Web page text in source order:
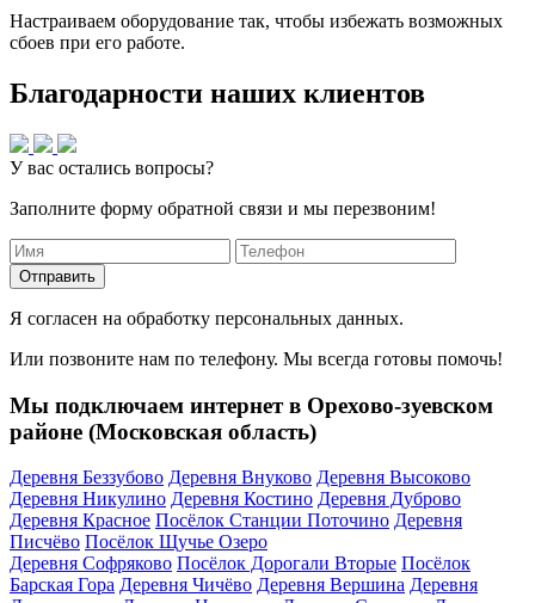
Настраиваем оборудование так, чтобы избежать возможных
сбоев при его работе.
Благодарности наших клиентов
У вас остались вопросы?
Заполните форму обратной связи и мы перезвоним!
Отправить
Я согласен на обработку персональных данных.
Или позвоните нам по телефону. Мы всегда готовы помочь!
Мы подключаем интернет в Орехово-зуевском
районе (Московская область)
Деревня Беззубово Деревня Внуково Деревня Высоково
Деревня Никулино Деревня Костино Деревня Дуброво
Деревня Красное Посёлок Станции Поточино Деревня
Писчёво Посёлок Щучье Озеро
Деревня Софряково Посёлок Дорогали Вторые Посёлок
Барская Гора Деревня Чичёво Деревня Вершина Деревня